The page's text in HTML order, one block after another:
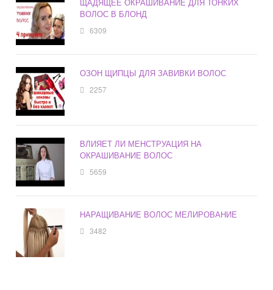
ВОЛОС В БЛОНД
6309
ОЗОН ЩИПЦЫ ДЛЯ ЗАВИВКИ ВОЛОС
2257
ВЛИЯЕТ ЛИ МЕНСТРУАЦИЯ НА
ОКРАШИВАНИЕ ВОЛОС
5659
НАРАЩИВАНИЕ ВОЛОС МЕЛИРОВАНИЕ
3482